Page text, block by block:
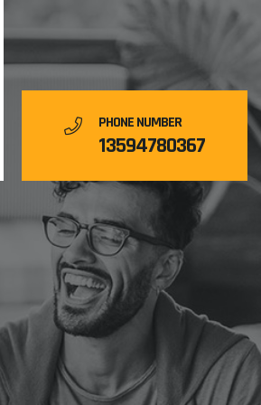
PHONE NUMBER
13594780367